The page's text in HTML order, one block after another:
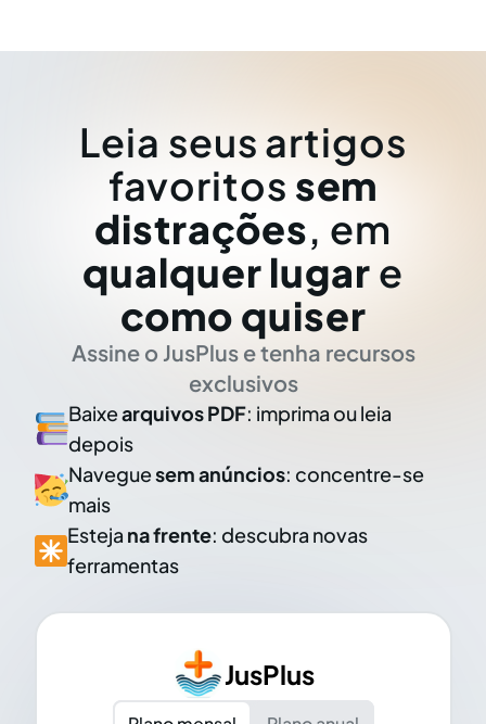
Leia seus artigos
favoritos sem
distrações, em
qualquer lugar e
como quiser
Assine o JusPlus e tenha recursos
exclusivos
Baixearquivos PDF: imprima ou leia
depois
Naveguesem anúncios: concentre-se
mais
Esteja na frente: descubra novas
ferramentas
JusPlus